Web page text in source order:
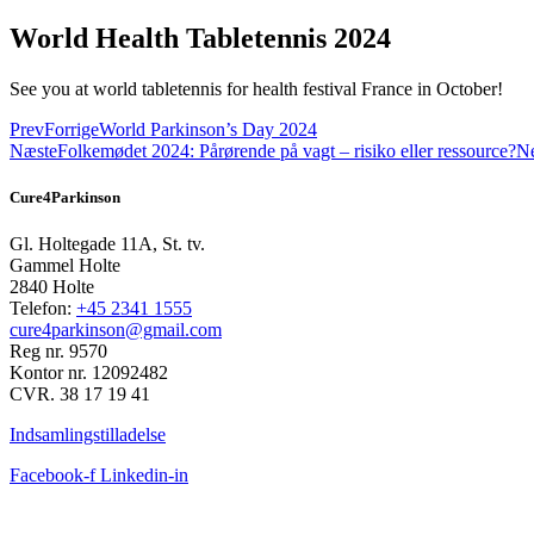
World Health Tabletennis 2024
See you at world tabletennis for health festival France in October!
PrevForrigeWorld Parkinson’s Day 2024
NæsteFolkemødet 2024: Pårørende på vagt – risiko eller ressource?
Cure4Parkinson
Gl. Holtegade 11A, St. tv.
Gammel Holte
2840 Holte
Telefon: +45 2341 1555
cure4parkinson@gmail.com
Reg nr. 9570
Kontor nr. 12092482
CVR. 38 17 19 41
Indsamlingstilladelse
Facebook-f Linkedin-in